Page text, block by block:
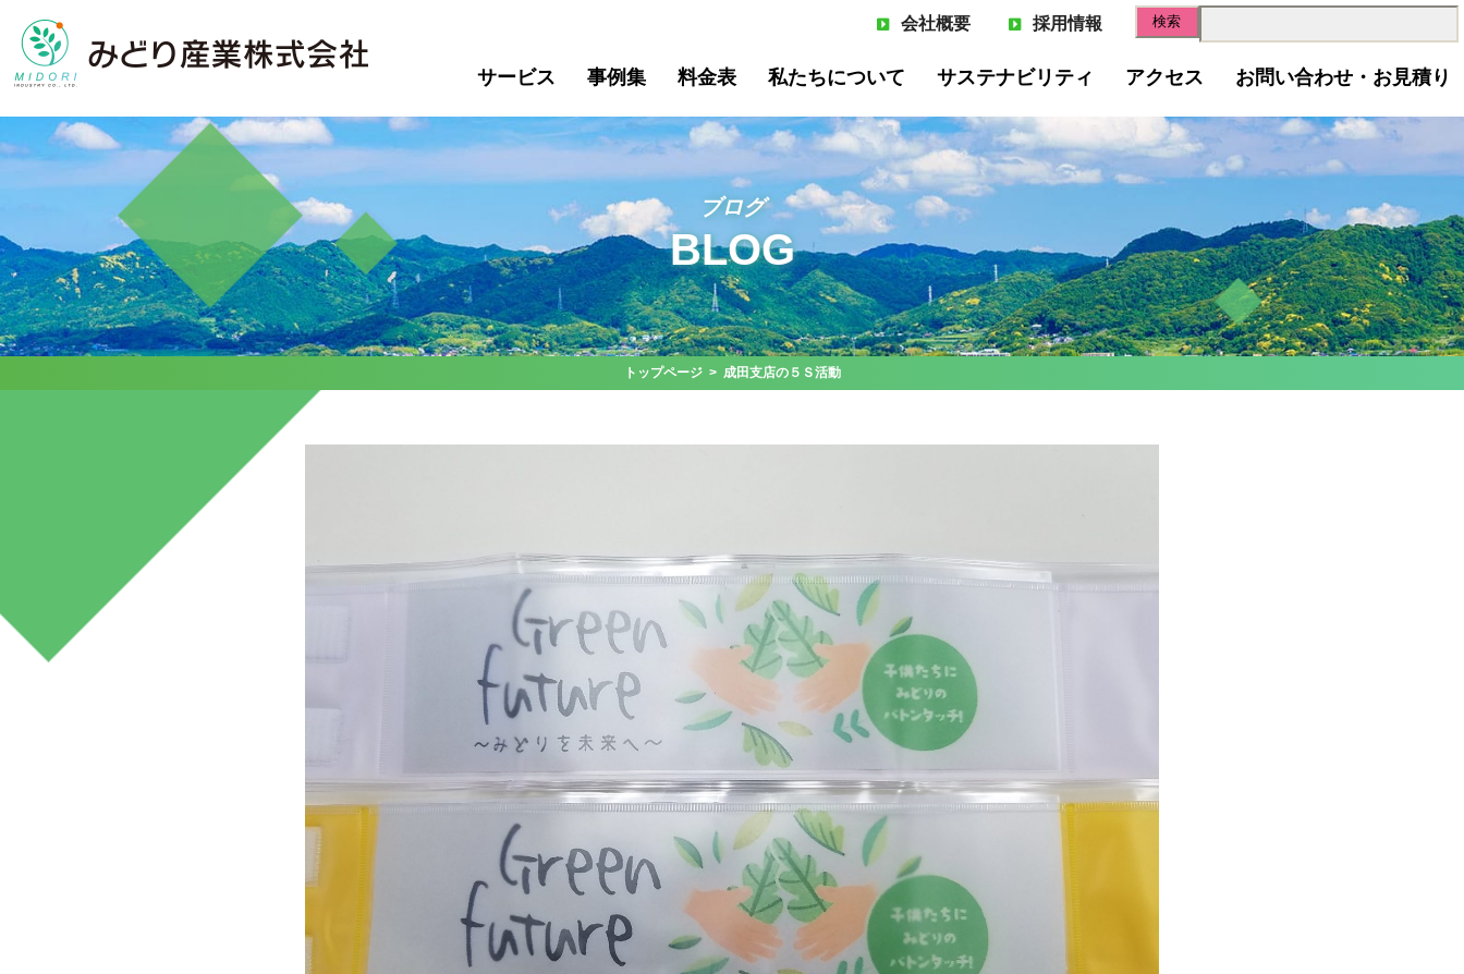
サービス
サービス
真の循環型社会構築のため、廃
棄物を資源として可能な限りリ
サイクルすることを目指してい
ます。
小売業向けリサイクル 飲食系廃棄物リサイクル オフィスゴミのリサイクル
マネジメントシステム 粗大ごみ・不用品回収
事例集
事例集
サービスを導入して、自然にや
さしく
どれだけコストを抑える事が出
来たのかを
事例集 よくある質問
ピックアップ事例
リサイクルの
ご案内
いました
管理
料金表 私たちについて
私たちについ
みどり産業のことやメンバーの
紹介
コンプライアンスや新規授業に
私たちについて メンバー紹介
みどり産業の取組
サステナビリティ アクセス お問い合わせ・お見積り
会社概要 採用情報
ブログ
BLOG
トップページ> 成田支店の５Ｓ活動